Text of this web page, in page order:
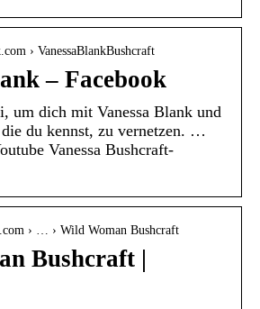
› VanessaBlankBushcraft
– Facebook
um dich mit Vanessa Blank und
du kennst, zu vernetzen. …
Vanessa Bushcraft-
› … › Wild Woman Bushcraft
Bushcraft |